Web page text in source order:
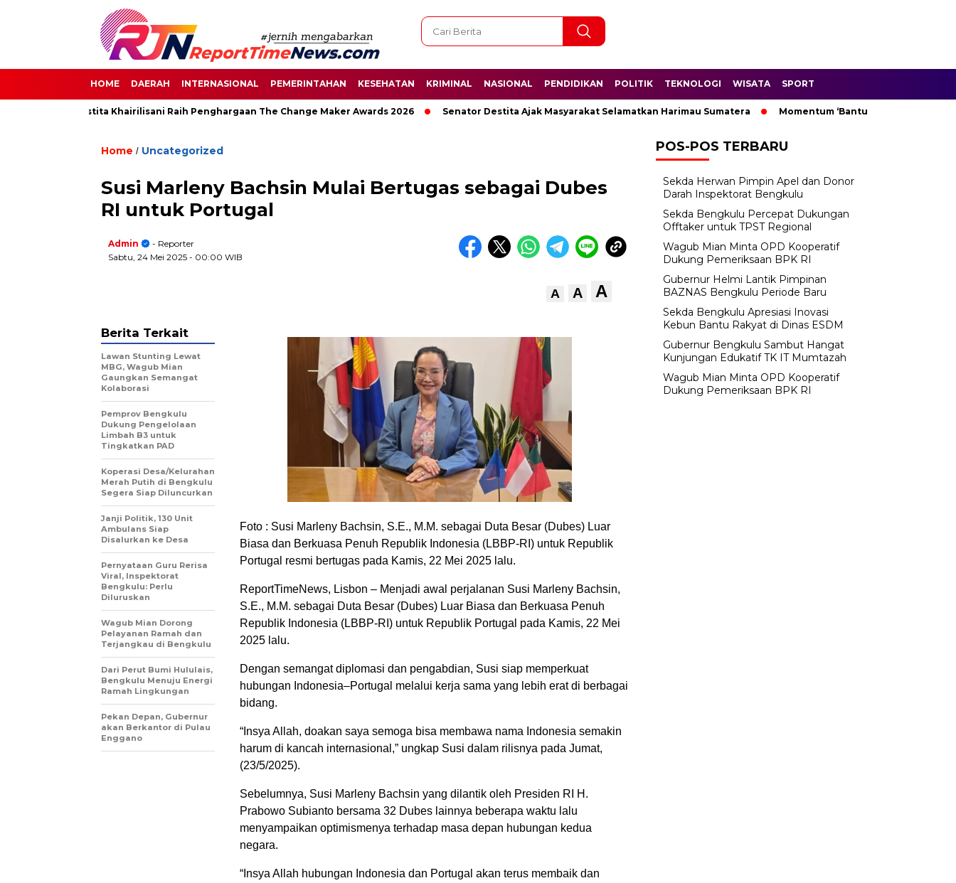
HOME DAERAH INTERNASIONAL PEMERINTAHAN KESEHATAN KRIMINAL NASIONAL PENDIDIKAN POLITIK TEKNOLOGI WISATA SPORT
Destita Khairilisani Raih Penghargaan The Change Maker Awards 2026 Senator Destita Ajak Masyarakat Selamatkan Harimau Sumatera Momentum ‘Bantu Rakyat’: Wagub Mian
Home / Uncategorized
Susi Marleny Bachsin Mulai Bertugas sebagai Dubes
RI untuk Portugal
Admin
- Reporter
Sabtu, 24 Mei 2025 - 00:00 WIB
A A A
Foto : Susi Marleny Bachsin, S.E., M.M. sebagai Duta Besar (Dubes) Luar
Biasa dan Berkuasa Penuh Republik Indonesia (LBBP-RI) untuk Republik
Portugal resmi bertugas pada Kamis, 22 Mei 2025 lalu.
ReportTimeNews, Lisbon – Menjadi awal perjalanan Susi Marleny Bachsin,
S.E., M.M. sebagai Duta Besar (Dubes) Luar Biasa dan Berkuasa Penuh
Republik Indonesia (LBBP-RI) untuk Republik Portugal pada Kamis, 22 Mei
2025 lalu.
Dengan semangat diplomasi dan pengabdian, Susi siap memperkuat
hubungan Indonesia–Portugal melalui kerja sama yang lebih erat di berbagai
bidang.
“Insya Allah, doakan saya semoga bisa membawa nama Indonesia semakin
harum di kancah internasional,” ungkap Susi dalam rilisnya pada Jumat,
(23/5/2025).
Sebelumnya, Susi Marleny Bachsin yang dilantik oleh Presiden RI H.
Prabowo Subianto bersama 32 Dubes lainnya beberapa waktu lalu
menyampaikan optimismenya terhadap masa depan hubungan kedua
negara.
“Insya Allah hubungan Indonesia dan Portugal akan terus membaik dan
Berita Terkait
Lawan Stunting Lewat
MBG, Wagub Mian
Gaungkan Semangat
Kolaborasi
Pemprov Bengkulu
Dukung Pengelolaan
Limbah B3 untuk
Tingkatkan PAD
Koperasi Desa/Kelurahan
Merah Putih di Bengkulu
Segera Siap Diluncurkan
Janji Politik, 130 Unit
Ambulans Siap
Disalurkan ke Desa
Pernyataan Guru Rerisa
Viral, Inspektorat
Bengkulu: Perlu
Diluruskan
Wagub Mian Dorong
Pelayanan Ramah dan
Terjangkau di Bengkulu
Dari Perut Bumi Hululais,
Bengkulu Menuju Energi
Ramah Lingkungan
Pekan Depan, Gubernur
akan Berkantor di Pulau
Enggano
POS-POS TERBARU
Sekda Herwan Pimpin Apel dan Donor
Darah Inspektorat Bengkulu
Sekda Bengkulu Percepat Dukungan
Offtaker untuk TPST Regional
Wagub Mian Minta OPD Kooperatif
Dukung Pemeriksaan BPK RI
Gubernur Helmi Lantik Pimpinan
BAZNAS Bengkulu Periode Baru
Sekda Bengkulu Apresiasi Inovasi
Kebun Bantu Rakyat di Dinas ESDM
Gubernur Bengkulu Sambut Hangat
Kunjungan Edukatif TK IT Mumtazah
Wagub Mian Minta OPD Kooperatif
Dukung Pemeriksaan BPK RI